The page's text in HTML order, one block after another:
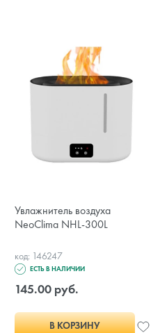
Увлажнитель воздуха
NeoClima NHL-300L
код: 146247
ЕСТЬ В НАЛИЧИИ
145.00 руб.
В КОРЗИНУ